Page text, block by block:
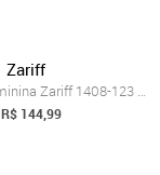
Zariff
Sapatilha Feminina Zariff 1408-123 Zariff Preto
R$ 144,99